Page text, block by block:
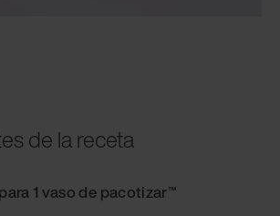
de la receta
1 vaso de pacotizar™